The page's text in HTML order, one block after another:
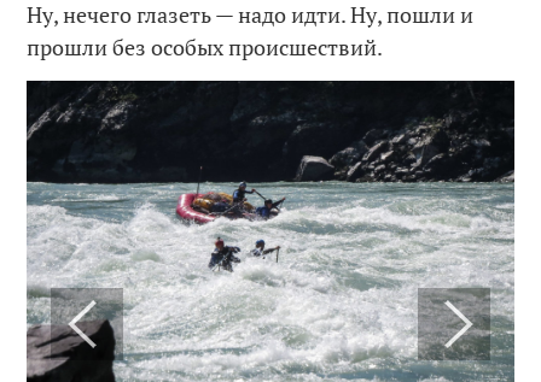
Ну, нечего глазеть — надо идти. Ну, пошли и
прошли без особых происшествий.